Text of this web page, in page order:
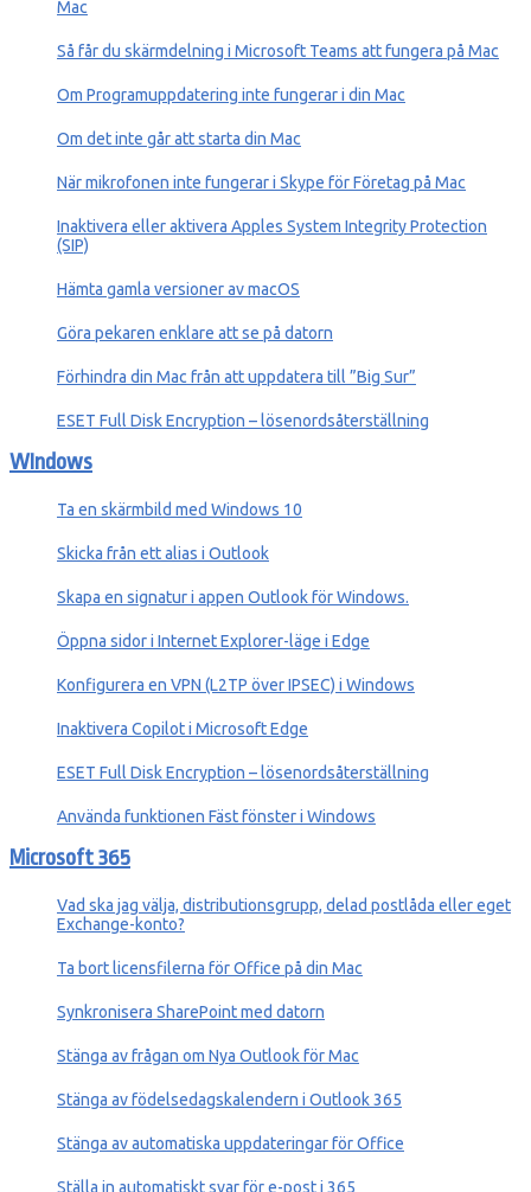
Mac
Så får du skärmdelning i Microsoft Teams att fungera på Mac
Om Programuppdatering inte fungerar i din Mac
Om det inte går att starta din Mac
När mikrofonen inte fungerar i Skype för Företag på Mac
Inaktivera eller aktivera Apples System Integrity Protection
(SIP)
Hämta gamla versioner av macOS
Göra pekaren enklare att se på datorn
Förhindra din Mac från att uppdatera till ”Big Sur”
ESET Full Disk Encryption – lösenordsåterställning
WIndows
Ta en skärmbild med Windows 10
Skicka från ett alias i Outlook
Skapa en signatur i appen Outlook för Windows.
Öppna sidor i Internet Explorer-läge i Edge
Konfigurera en VPN (L2TP över IPSEC) i Windows
Inaktivera Copilot i Microsoft Edge
ESET Full Disk Encryption – lösenordsåterställning
Använda funktionen Fäst fönster i Windows
Microsoft 365
Vad ska jag välja, distributionsgrupp, delad postlåda eller eget
Exchange-konto?
Ta bort licensfilerna för Office på din Mac
Synkronisera SharePoint med datorn
Stänga av frågan om Nya Outlook för Mac
Stänga av födelsedagskalendern i Outlook 365
Stänga av automatiska uppdateringar för Office
Ställa in automatiskt svar för e-post i 365